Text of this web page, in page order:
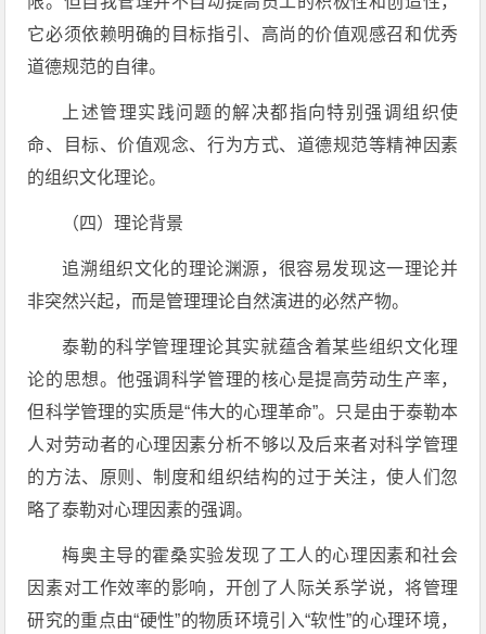
它必须依赖明确的目标指引、高尚的价值观感召和优秀
道德规范的自律。
上述管理实践问题的解决都指向特别强调组织使
命、目标、价值观念、行为方式、道德规范等精神因素
的组织文化理论。
（四）理论背景
追溯组织文化的理论渊源，很容易发现这一理论并
非突然兴起，而是管理理论自然演进的必然产物。
泰勒的科学管理理论其实就蕴含着某些组织文化理
论的思想。他强调科学管理的核心是提高劳动生产率，
但科学管理的实质是“伟大的心理革命”。只是由于泰勒本
人对劳动者的心理因素分析不够以及后来者对科学管理
的方法、原则、制度和组织结构的过于关注，使人们忽
略了泰勒对心理因素的强调。
梅奥主导的霍桑实验发现了工人的心理因素和社会
因素对工作效率的影响，开创了人际关系学说，将管理
研究的重点由“硬性”的物质环境引入“软性”的心理环境，